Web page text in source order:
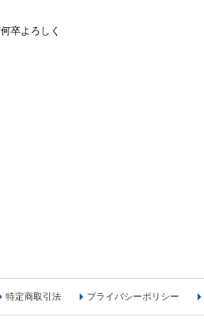
卒よろしく
特定商取引法 プライバシーポリシー